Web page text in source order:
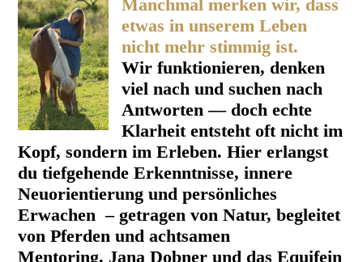
Manchmal merken wir, dass
etwas in unserem Leben
nicht mehr stimmig ist.
Wir funktionieren, denken
viel nach und suchen nach
Antworten — doch echte
Klarheit entsteht oft nicht im
Kopf, sondern im Erleben. Hier erlangst
du tiefgehende Erkenntnisse, innere
Neuorientierung und persönliches
Erwachen – getragen von Natur, begleitet
von Pferden und achtsamen
Mentoring. Jana Dobner und das Equifein